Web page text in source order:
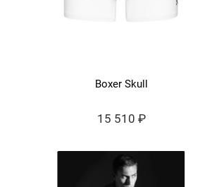
Boxer Skull
15 510 ₽